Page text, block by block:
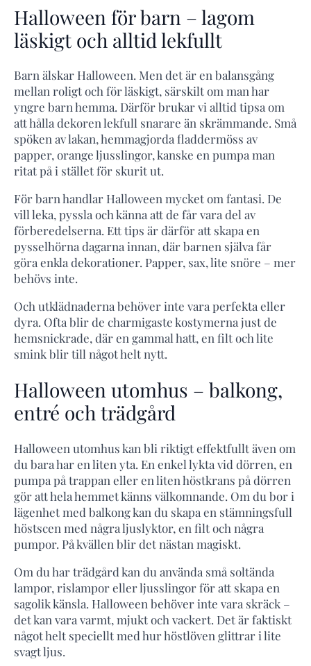
Halloween för barn – lagom
läskigt och alltid lekfullt
Barn älskar Halloween. Men det är en balansgång
mellan roligt och för läskigt, särskilt om man har
yngre barn hemma. Därför brukar vi alltid tipsa om
att hålla dekoren lekfull snarare än skrämmande. Små
spöken av lakan, hemmagjorda fladdermöss av
papper, orange ljusslingor, kanske en pumpa man
ritat på i stället för skurit ut.
För barn handlar Halloween mycket om fantasi. De
vill leka, pyssla och känna att de får vara del av
förberedelserna. Ett tips är därför att skapa en
pysselhörna dagarna innan, där barnen själva får
göra enkla dekorationer. Papper, sax, lite snöre – mer
behövs inte.
Och utklädnaderna behöver inte vara perfekta eller
dyra. Ofta blir de charmigaste kostymerna just de
hemsnickrade, där en gammal hatt, en filt och lite
smink blir till något helt nytt.
Halloween utomhus – balkong,
entré och trädgård
Halloween utomhus kan bli riktigt effektfullt även om
du bara har en liten yta. En enkel lykta vid dörren, en
pumpa på trappan eller en liten höstkrans på dörren
gör att hela hemmet känns välkomnande. Om du bor i
lägenhet med balkong kan du skapa en stämningsfull
höstscen med några ljuslyktor, en filt och några
pumpor. På kvällen blir det nästan magiskt.
Om du har trädgård kan du använda små soltända
lampor, rislampor eller ljusslingor för att skapa en
sagolik känsla. Halloween behöver inte vara skräck –
det kan vara varmt, mjukt och vackert. Det är faktiskt
något helt speciellt med hur höstlöven glittrar i lite
svagt ljus.